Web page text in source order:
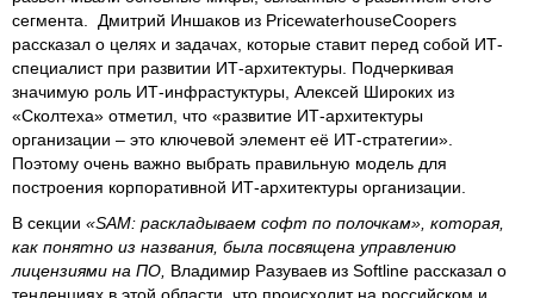
сегмента. Дмитрий Иншаков из PricewaterhouseCoopers
рассказал о целях и задачах, которые ставит перед собой ИТ-
специалист при развитии ИТ-архитектуры. Подчеркивая
значимую роль ИТ-инфрастуктуры, Алексей Широких из
«Сколтеха» отметил, что «развитие ИТ-архитектуры
организации – это ключевой элемент её ИТ-стратегии».
Поэтому очень важно выбрать правильную модель для
построения корпоративной ИТ-архитектуры организации.
В секции «SAM: раскладываем софт по полочкам», которая,
как понятно из названия, была посвящена управлению
лицензиями на ПО, Владимир Разуваев из Softline рассказал о
тенденциях в этой области, что происходит на российском и